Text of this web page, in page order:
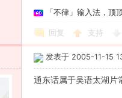
「不律」输入法，顶
回复 支持
发表于 2005-11-15
通东话属于吴语太湖片